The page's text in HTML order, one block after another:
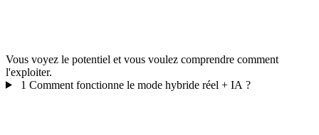
Vous voyez le potentiel et vous voulez comprendre comment
l'exploiter.
1 Comment fonctionne le mode hybride réel + IA ?